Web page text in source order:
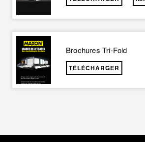
Brochures Tri-Fold
TÉLÉCHARGER